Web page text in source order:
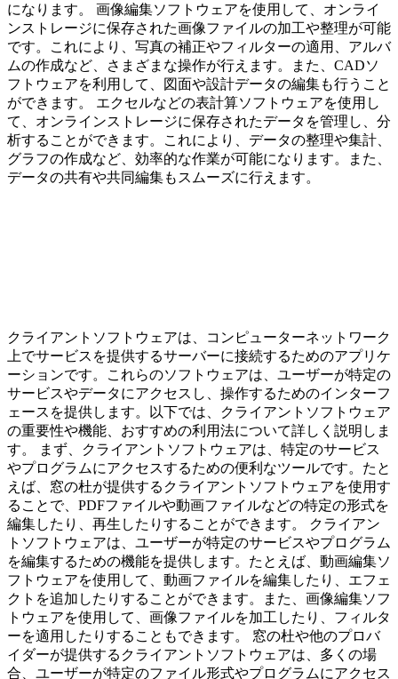
になります。 画像編集ソフトウェアを使用して、オンライ
ンストレージに保存された画像ファイルの加工や整理が可能
です。これにより、写真の補正やフィルターの適用、アルバ
ムの作成など、さまざまな操作が行えます。また、CADソ
フトウェアを利用して、図面や設計データの編集も行うこと
ができます。 エクセルなどの表計算ソフトウェアを使用し
て、オンラインストレージに保存されたデータを管理し、分
析することができます。これにより、データの整理や集計、
グラフの作成など、効率的な作業が可能になります。また、
データの共有や共同編集もスムーズに行えます。
クライアントソフトウェアは、コンピューターネットワーク
上でサービスを提供するサーバーに接続するためのアプリケ
ーションです。これらのソフトウェアは、ユーザーが特定の
サービスやデータにアクセスし、操作するためのインターフ
ェースを提供します。以下では、クライアントソフトウェア
の重要性や機能、おすすめの利用法について詳しく説明しま
す。 まず、クライアントソフトウェアは、特定のサービス
やプログラムにアクセスするための便利なツールです。たと
えば、窓の杜が提供するクライアントソフトウェアを使用す
ることで、PDFファイルや動画ファイルなどの特定の形式を
編集したり、再生したりすることができます。 クライアン
トソフトウェアは、ユーザーが特定のサービスやプログラム
を編集するための機能を提供します。たとえば、動画編集ソ
フトウェアを使用して、動画ファイルを編集したり、エフェ
クトを追加したりすることができます。また、画像編集ソフ
トウェアを使用して、画像ファイルを加工したり、フィルタ
ーを適用したりすることもできます。 窓の杜や他のプロバ
イダーが提供するクライアントソフトウェアは、多くの場
合、ユーザーが特定のファイル形式やプログラムにアクセス